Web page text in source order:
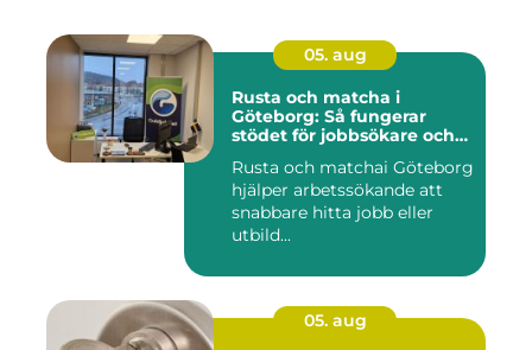
05. aug
Rusta och matcha i
Göteborg: Så fungerar
stödet för jobbsökare och
Rusta och matchai Göteborg
hjälper arbetssökande att
snabbare hitta jobb eller
utbild...
05. aug